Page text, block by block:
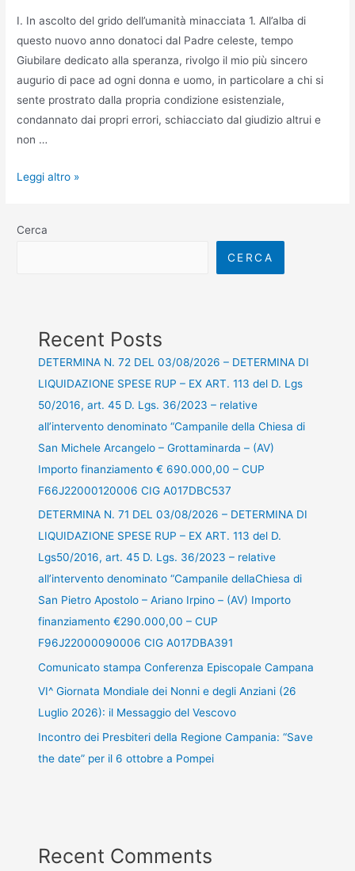
I. In ascolto del grido dell’umanità minacciata 1. All’alba di
questo nuovo anno donatoci dal Padre celeste, tempo
Giubilare dedicato alla speranza, rivolgo il mio più sincero
augurio di pace ad ogni donna e uomo, in particolare a chi si
sente prostrato dalla propria condizione esistenziale,
condannato dai propri errori, schiacciato dal giudizio altrui e
non …
Leggi altro »
Cerca
CERCA
Recent Posts
DETERMINA N. 72 DEL 03/08/2026 – DETERMINA DI
LIQUIDAZIONE SPESE RUP – EX ART. 113 del D. Lgs
50/2016, art. 45 D. Lgs. 36/2023 – relative
all’intervento denominato “Campanile della Chiesa di
San Michele Arcangelo – Grottaminarda – (AV)
Importo finanziamento € 690.000,00 – CUP
F66J22000120006 CIG A017DBC537
DETERMINA N. 71 DEL 03/08/2026 – DETERMINA DI
LIQUIDAZIONE SPESE RUP – EX ART. 113 del D.
Lgs50/2016, art. 45 D. Lgs. 36/2023 – relative
all’intervento denominato “Campanile dellaChiesa di
San Pietro Apostolo – Ariano Irpino – (AV) Importo
finanziamento €290.000,00 – CUP
F96J22000090006 CIG A017DBA391
Comunicato stampa Conferenza Episcopale Campana
VI^ Giornata Mondiale dei Nonni e degli Anziani (26
Luglio 2026): il Messaggio del Vescovo
Incontro dei Presbiteri della Regione Campania: “Save
the date” per il 6 ottobre a Pompei
Recent Comments